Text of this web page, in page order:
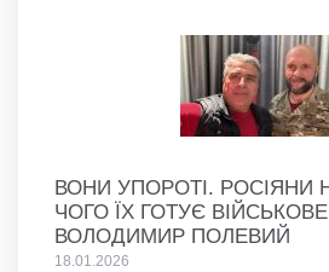
ВОНИ УПОРОТІ. РОСІЯНИ
ЧОГО ЇХ ГОТУЄ
ВОЛОДИМИР ПОЛЕВИЙ
18.01.2026